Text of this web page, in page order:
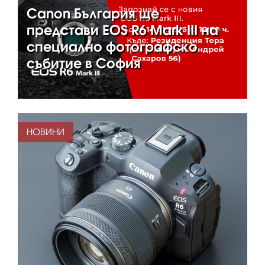
Canon България ще
представи EOS R6 Mark III на
специално фотографско
събитие в София
НОВИНИ